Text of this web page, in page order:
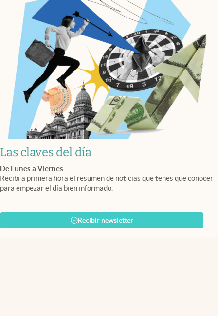
Las claves del día
De Lunes a Viernes
Recibí a primera hora el resumen de noticias que tenés que conocer
para empezar el día bien informado.
Recibir newsletter